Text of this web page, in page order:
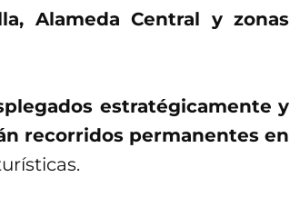
Alameda Central y zonas
estratégicamente y
recorridos permanentes en